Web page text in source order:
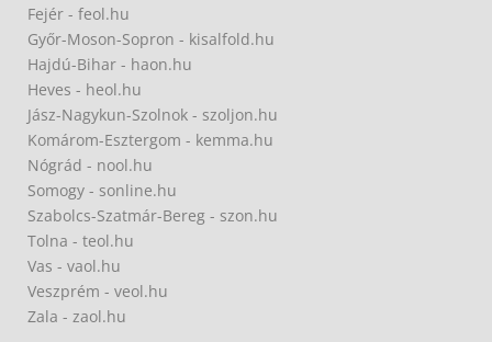
Fejér - feol.hu
Győr-Moson-Sopron - kisalfold.hu
Hajdú-Bihar - haon.hu
Heves - heol.hu
Jász-Nagykun-Szolnok - szoljon.hu
Komárom-Esztergom - kemma.hu
Nógrád - nool.hu
Somogy - sonline.hu
Szabolcs-Szatmár-Bereg - szon.hu
Tolna - teol.hu
Vas - vaol.hu
Veszprém - veol.hu
Zala - zaol.hu